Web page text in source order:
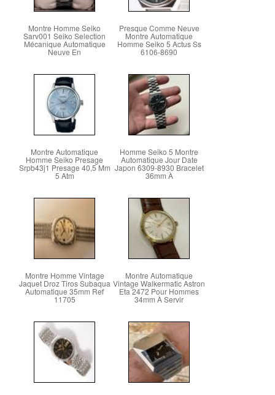
Montre Homme Seiko
Sarv001 Seiko Selection
Mécanique Automatique
Neuve En
Presque Comme Neuve
Montre Automatique
Homme Seiko 5 Actus Ss
6106-8690
Montre Automatique
Homme Seiko Presage
Srpb43j1 Presage 40,5 Mm
5 Atm
Homme Seiko 5 Montre
Automatique Jour Date
Japon 6309-8930 Bracelet
36mm À
Montre Homme Vintage
Jaquet Droz Tiros Subaqua
Automatique 35mm Ref
11705
Montre Automatique
Vintage Walkermatic Astron
Eta 2472 Pour Hommes
34mm À Servir